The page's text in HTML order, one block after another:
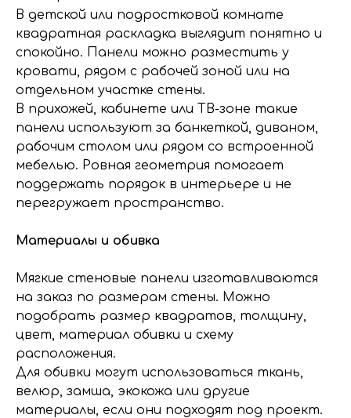
В детской или подростковой комнате
квадратная раскладка выглядит понятно и
спокойно. Панели можно разместить у
кровати, рядом с рабочей зоной или на
отдельном участке стены.
В прихожей, кабинете или ТВ-зоне такие
панели используют за банкеткой, диваном,
рабочим столом или рядом со встроенной
мебелью. Ровная геометрия помогает
поддержать порядок в интерьере и не
перегружает пространство.
Материалы и обивка
Мягкие стеновые панели изготавливаются
на заказ по размерам стены. Можно
подобрать размер квадратов, толщину,
цвет, материал обивки и схему
расположения.
Для обивки могут использоваться ткань,
велюр, замша, экокожа или другие
материалы, если они подходят под проект.